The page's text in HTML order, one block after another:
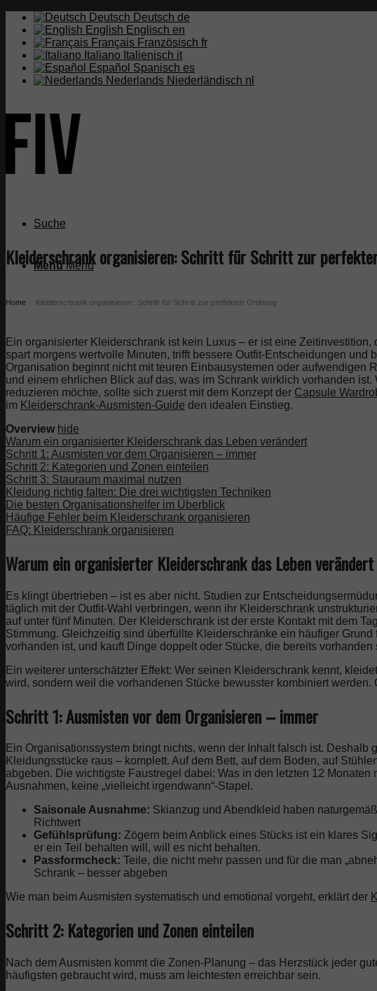
Deutsch Deutsch de
English Englisch en
Français Französisch fr
Italiano Italienisch it
Español Spanisch es
Nederlands Niederländisch nl
Suche
Menü Menü
Kleiderschrank organisieren: Schritt für Schritt zur
Home Kleiderschrank organisieren: Schritt für Schritt zur perfekten Ordnung
Ein organisierter Kleiderschrank ist kein Luxus – er ist eine
spart morgens wertvolle Minuten, trifft bessere Outfit-Entscheidungen und
Organisation beginnt nicht mit teuren Einbausystemen oder aufwendigen
und einem ehrlichen Blick auf das, was im Schrank wirklich vorhanden
reduzieren möchte, sollte sich zuerst mit dem Konzept der Capsule
im Kleiderschrank-Ausmisten-Guide den idealen Einstieg.
Overview hide
Warum ein organisierter Kleiderschrank das Leben verändert
Schritt 1: Ausmisten vor dem Organisieren – immer
Schritt 2: Kategorien und Zonen einteilen
Schritt 3: Stauraum maximal nutzen
Kleidung richtig falten: Die drei wichtigsten Techniken
Die besten Organisationshelfer im Überblick
Häufige Fehler beim Kleiderschrank organisieren
FAQ: Kleiderschrank organisieren
Warum ein organisierter Kleiderschrank das Leben verändert
Es klingt übertrieben – ist es aber nicht. Studien zur
täglich mit der Outfit-Wahl verbringen, wenn ihr Kleiderschrank
auf unter fünf Minuten. Der Kleiderschrank ist der erste Kontakt mit dem
Stimmung. Gleichzeitig sind überfüllte Kleiderschränke ein häufiger
vorhanden ist, und kauft Dinge doppelt oder Stücke, die bereits vorhanden
Ein weiterer unterschätzter Effekt: Wer seinen Kleiderschrank kennt,
wird, sondern weil die vorhandenen Stücke bewusster kombiniert
Schritt 1: Ausmisten vor dem Organisieren – immer
Ein Organisationssystem bringt nichts, wenn der Inhalt falsch ist. Deshalb
Kleidungsstücke raus – komplett. Auf dem Bett, auf dem Boden, auf
abgeben. Die wichtigste Faustregel dabei: Was in den letzten 12 Monaten
Ausnahmen, keine „vielleicht irgendwann“-Stapel.
Saisonale Ausnahme: Skianzug und Abendkleid haben
Richtwert
Gefühlsprüfung: Zögern beim Anblick eines Stücks ist ein klares
er ein Teil behalten will, will es nicht behalten.
Passformcheck: Teile, die nicht mehr passen und für die man
Schrank – besser abgeben
Wie man beim Ausmisten systematisch und emotional vorgeht, erklärt der
Schritt 2: Kategorien und Zonen einteilen
Nach dem Ausmisten kommt die Zonen-Planung – das Herzstück jeder
häufigsten gebraucht wird, muss am leichtesten erreichbar sein.